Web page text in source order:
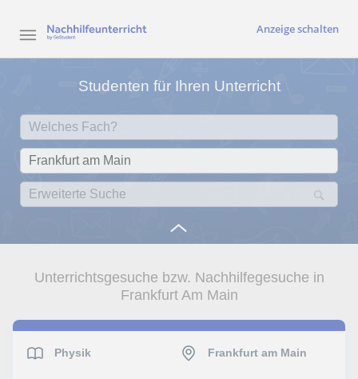
Anzeige schalten
Studenten für Ihren Unterricht
Unterrichtsgesuche bzw. Nachhilfegesuche in
Frankfurt Am Main
Physik Frankfurt am Main